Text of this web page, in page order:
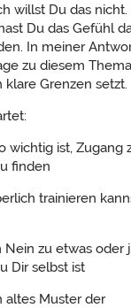
willst Du das
Du das Gefühl
In meiner
zu diesem
Grenzen setzt.
wichtig ist, Zugang
finden
trainieren
zu etwas oder
Dir selbst ist
altes Muster der